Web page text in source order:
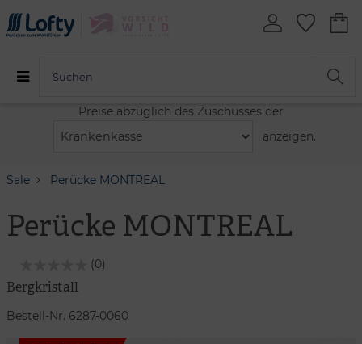
Preise abzüglich des Zuschusses der
anzeigen.
Sale Perücke MONTREAL
Perücke MONTREAL
(0)
Bergkristall
Bestell-Nr. 6287-0060